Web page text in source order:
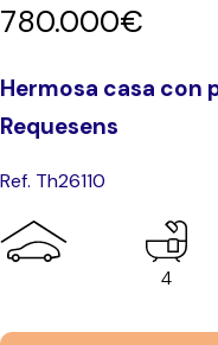
780.000€
Hermosa casa con
Requesens
Ref. Th26110
4